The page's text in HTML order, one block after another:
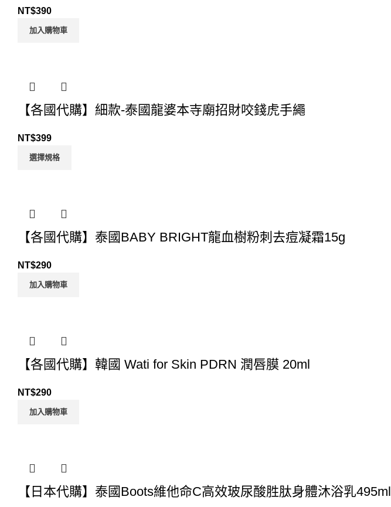
NT$390
加入購物車
【各國代購】細款-泰國龍婆本寺廟招財咬錢虎手繩
NT$399
選擇規格
【各國代購】泰國BABY BRIGHT龍血樹粉刺去痘凝霜15g
NT$290
加入購物車
【各國代購】韓國 Wati for Skin PDRN 潤唇膜 20ml
NT$290
加入購物車
【日本代購】泰國Boots維他命C高效玻尿酸胜肽身體沐浴乳495ml